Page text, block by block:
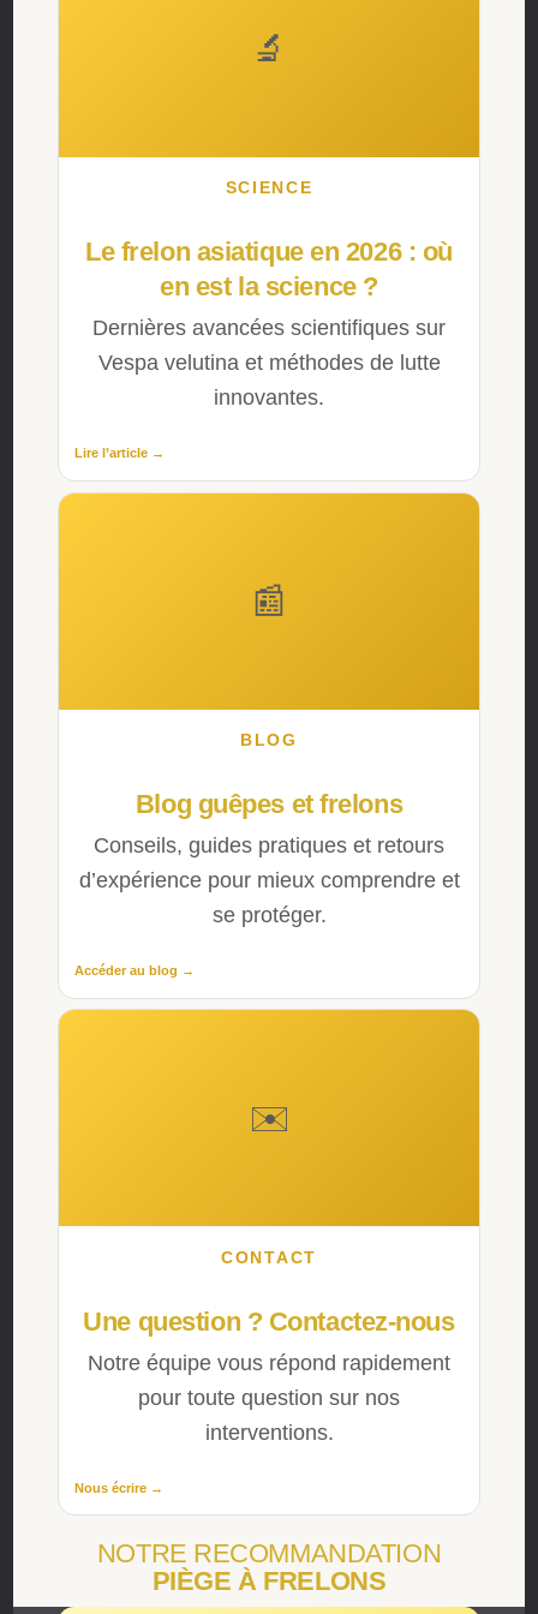
🔬
SCIENCE
Le frelon asiatique en 2026 : où
en est la science ?
Dernières avancées scientifiques sur
Vespa velutina et méthodes de lutte
innovantes.
Lire l’article →
📰
BLOG
Blog guêpes et frelons
Conseils, guides pratiques et retours
d’expérience pour mieux comprendre et
se protéger.
Accéder au blog →
✉️
CONTACT
Une question ? Contactez-nous
Notre équipe vous répond rapidement
pour toute question sur nos
interventions.
Nous écrire →
NOTRE RECOMMANDATION
PIÈGE À FRELONS